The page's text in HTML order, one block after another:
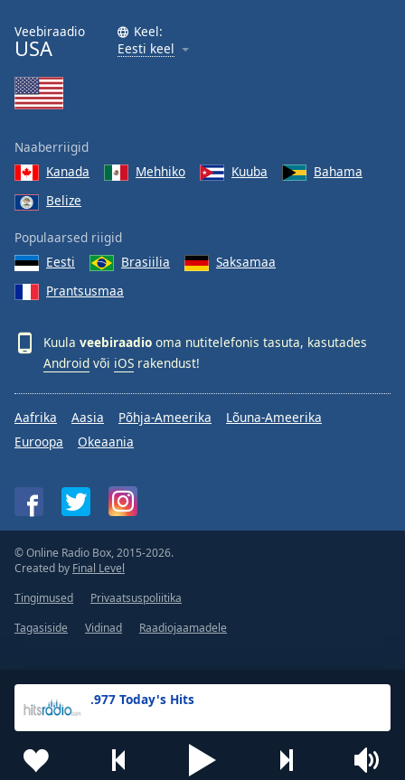
Reset
Close
Modal
Dialog
dialog
window.
.977 Today's Hits
Veebiraadio
USA
Keel:
Eesti keel
Naaberriigid
Kanada
Mehhiko Kuuba
Bahama
Belize
Populaarsed riigid
Eesti
Brasiilia
Saksamaa
Prantsusmaa
Kuula veebiraadio oma nutitelefonis tasuta, kasutades
Android või iOS rakendust!
Aafrika Aasia Põhja-Ameerika
Lõuna-Ameerika
Euroopa
Okeaania
© Online Radio Box, 2015-2026.
Created by Final Level
Tingimused
Privaatsuspoliitika
Tagasiside
Vidinad Raadiojaamadele